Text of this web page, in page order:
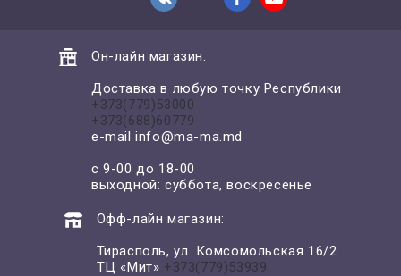
Он-лайн магазин:
Доставка в любую точку Республики
+373(779)53000
+373(688)60779
e-mailinfo@ma-ma.md
с 9-00 до 18-00
выходной: суббота, воскресенье
Офф-лайн магазин:
Тирасполь, ул. Комсомольская 16/2
ТЦ «Мит» +373(779)53939